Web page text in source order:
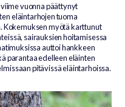
vuonna päättynyt
eläintarhojen tuoma
Kokemuksen myötä karttunut
sairauksien hoitamisessa
auttoi hankkeen
parantaa edelleen eläinten
pitävissä eläintarhoissa.